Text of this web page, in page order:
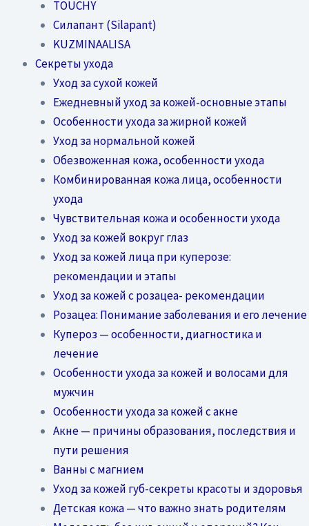
TOUCHY
Силапант (Silapant)
KUZMINAALISA
Секреты ухода
Уход за сухой кожей
Ежедневный уход за кожей-основные этапы
Особенности ухода за жирной кожей
Уход за нормальной кожей
Обезвоженная кожа, особенности ухода
Комбинированная кожа лица, особенности
ухода
Чувствительная кожа и особенности ухода
Уход за кожей вокруг глаз
Уход за кожей лица при куперозе:
рекомендации и этапы
Уход за кожей с розацеа- рекомендации
Розацеа: Понимание заболевания и его лечение
Купероз — особенности, диагностика и
лечение
Особенности ухода за кожей и волосами для
мужчин
Особенности ухода за кожей с акне
Акне — причины образования, последствия и
пути решения
Ванны с магнием
Уход за кожей губ-секреты красоты и здоровья
Детская кожа — что важно знать родителям